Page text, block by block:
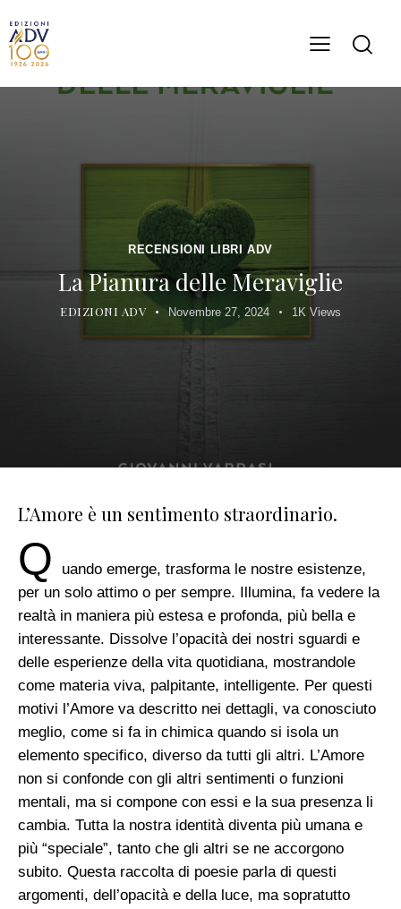
RECENSIONI LIBRI ADV
La Pianura delle Meraviglie
EDIZIONI ADV Novembre 27, 2024 1K Views
L’Amore è un sentimento straordinario.
Q
uando emerge, trasforma le nostre esistenze,
per un solo attimo o per sempre. Illumina, fa vedere la
realtà in maniera più estesa e profonda, più bella e
interessante. Dissolve l’opacità dei nostri sguardi e
delle esperienze della vita quotidiana, mostrandole
come materia viva, palpitante, intelligente. Per questi
motivi l’Amore va descritto nei dettagli, va conosciuto
meglio, come si fa in chimica quando si isola un
elemento specifico, diverso da tutti gli altri. L’Amore
non si confonde con gli altri sentimenti o funzioni
mentali, ma si compone con essi e la sua presenza li
cambia. Tutta la nostra identità diventa più umana e
più “speciale”, tanto che gli altri se ne accorgono
subito. Questa raccolta di poesie parla di questi
argomenti, dell’opacità e della luce, ma sopratutto